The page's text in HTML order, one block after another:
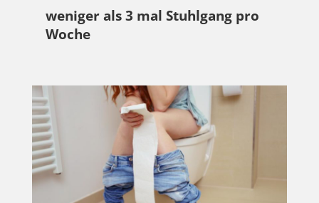
weniger als 3 mal Stuhlgang pro
Woche